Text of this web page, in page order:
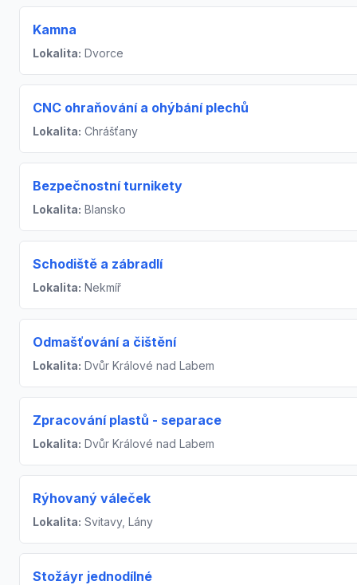
Kamna
Lokalita: Dvorce
CNC ohraňování a ohýbání plechů
Lokalita: Chrášťany
Bezpečnostní turnikety
Lokalita: Blansko
Schodiště a zábradlí
Lokalita: Nekmíř
Odmašťování a čištění
Lokalita: Dvůr Králové nad Labem
Zpracování plastů - separace
Lokalita: Dvůr Králové nad Labem
Rýhovaný váleček
Lokalita: Svitavy, Lány
Stožáyr jednodílné